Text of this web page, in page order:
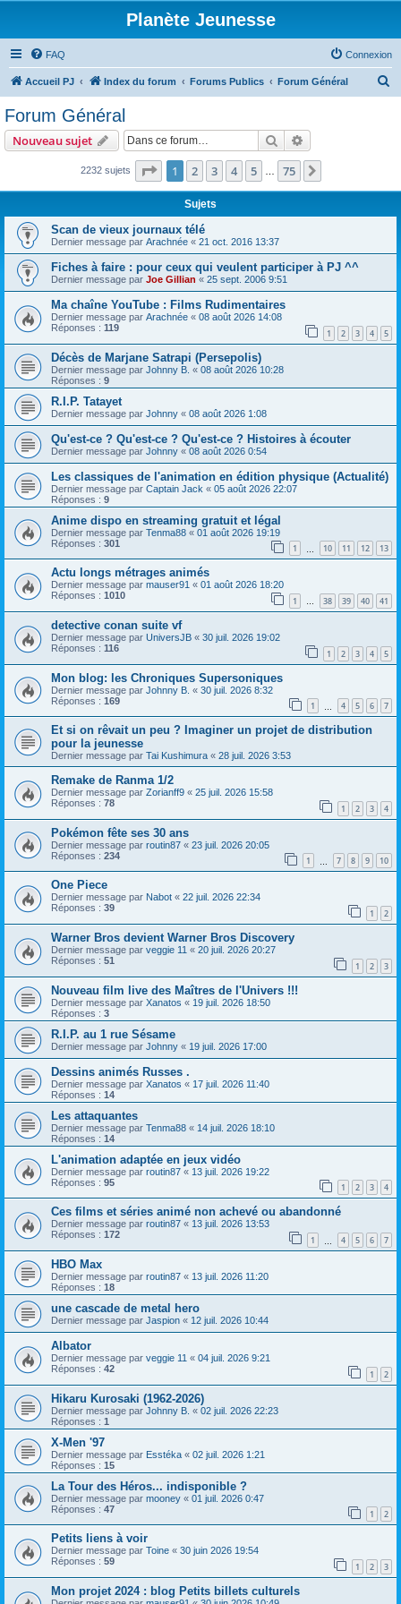
Planète Jeunesse
FAQ Connexion
Accueil PJ Index du forum Forums Publics Forum Général
e
Forum Général
Nouveau sujet Rechercher
2232 sujets Page 1sur75
1 2 3 4 5 75
Sujets
Scan de vieux journaux télé
Dernier message par Arachnée « 21 oct. 2016 13:37
Fiches à faire : pour ceux qui veulent participer à PJ ^^
Dernier message par Joe Gillian « 25 sept. 2006 9:51
Ma chaîne YouTube : Films Rudimentaires
Dernier message par Arachnée « 08 août 2026 14:08
Réponses : 119 1 2 3 4 5
Décès de Marjane Satrapi (Persepolis)
Dernier message par Johnny B. « 08 août 2026 10:28
Réponses : 9
R.I.P. Tatayet
Dernier message par Johnny « 08 août 2026 1:08
Qu'est-ce ? Qu'est-ce ? Qu'est-ce ? Histoires à écouter
Dernier message par Johnny « 08 août 2026 0:54
Les classiques de l'animation en édition physique (Actualité)
Dernier message par Captain Jack « 05 août 2026 22:07
Réponses : 9
Anime dispo en streaming gratuit et légal
Dernier message par Tenma88 « 01 août 2026 19:19
Réponses : 301 1 10 11 12 13
Actu longs métrages animés
Dernier message par mauser91 « 01 août 2026 18:20
Réponses : 1010 1 … 38 39 40 41
detective conan suite vf
Dernier message par UniversJB « 30 juil. 2026 19:02
Réponses : 116 1 2 3 4 5
Mon blog: les Chroniques Supersoniques
Dernier message par Johnny B. « 30 juil. 2026 8:32
Réponses : 169 1 4 5 6 7
Et si on rêvait un peu ? Imaginer un projet de distribution
pour la jeunesse
Dernier message par Tai Kushimura « 28 juil. 2026 3:53
Remake de Ranma 1/2
Dernier message par Zorianff9 « 25 juil. 2026 15:58
Réponses : 78 1 2 3 4
Pokémon fête ses 30 ans
Dernier message par routin87 « 23 juil. 2026 20:05
Réponses : 234 1 7 8 9 10
One Piece
Dernier message par Nabot « 22 juil. 2026 22:34
Réponses : 39 1 2
Warner Bros devient Warner Bros Discovery
Dernier message par veggie 11 « 20 juil. 2026 20:27
Réponses : 51 1 2 3
Nouveau film live des Maîtres de l'Univers !!!
Dernier message par Xanatos « 19 juil. 2026 18:50
Réponses : 3
R.I.P. au 1 rue Sésame
Dernier message par Johnny « 19 juil. 2026 17:00
Dessins animés Russes .
Dernier message par Xanatos « 17 juil. 2026 11:40
Réponses : 14
Les attaquantes
Dernier message par Tenma88 « 14 juil. 2026 18:10
Réponses : 14
L'animation adaptée en jeux vidéo
Dernier message par routin87 « 13 juil. 2026 19:22
Réponses : 95 1 2 3 4
Ces films et séries animé non achevé ou abandonné
Dernier message par routin87 « 13 juil. 2026 13:53
Réponses : 172 1 4 5 6 7
HBO Max
Dernier message par routin87 « 13 juil. 2026 11:20
Réponses : 18
une cascade de metal hero
Dernier message par Jaspion « 12 juil. 2026 10:44
Albator
Dernier message par veggie 11 « 04 juil. 2026 9:21
Réponses : 42 1 2
Hikaru Kurosaki (1962-2026)
Dernier message par Johnny B. « 02 juil. 2026 22:23
Réponses : 1
X-Men '97
Dernier message par Esstéka « 02 juil. 2026 1:21
Réponses : 15
La Tour des Héros... indisponible ?
Dernier message par mooney « 01 juil. 2026 0:47
Réponses : 47 1 2
Petits liens à voir
Dernier message par Toine « 30 juin 2026 19:54
Réponses : 59 1 2 3
Mon projet 2024 : blog Petits billets culturels